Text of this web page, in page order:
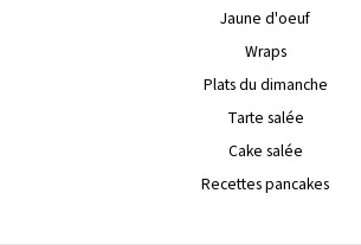
Jaune d'oeuf
Wraps
Plats du dimanche
Tarte salée
Cake salée
Recettes pancakes